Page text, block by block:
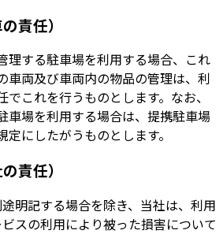
責任）
理する駐車場を利用する場合、これ
車両及び車両内の物品の管理は、利
でこれを行うものとします。なお、
車場を利用する場合は、提携駐車場
定にしたがうものとします。
責任）
明記する場合を除き、当社は、利用
スの利用により被った損害について